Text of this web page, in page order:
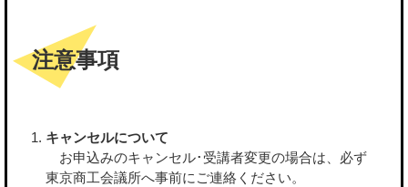
注意事項
キャンセルについて
お申込みのキャンセル･受講者変更の場合は、必ず
東京商工会議所へ事前にご連絡ください。